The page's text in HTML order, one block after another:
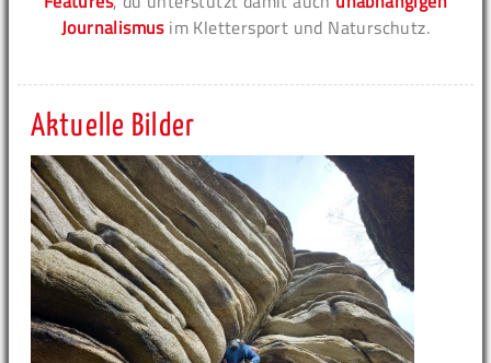
Journalismusim Klettersport und Naturschutz.
Aktuelle Bilder